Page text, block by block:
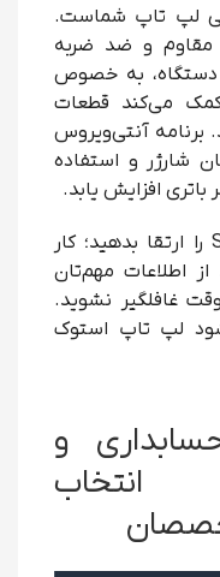
لپ تاپ شماست.
و ضد ضربه
دستگاه، به خصوص
می‌کند قطعات
برنامه آنتی‌ویروس
شارژر و استفاده
باتری افزایش یابد.
اگر امکان‌اش بود بعداً رم یا SSD را ارتقا بدهید؛ کار
اطلاعات مهم‌تان
غافلگیر نشوید.
لپ تاپ استوک
و
انتخاب